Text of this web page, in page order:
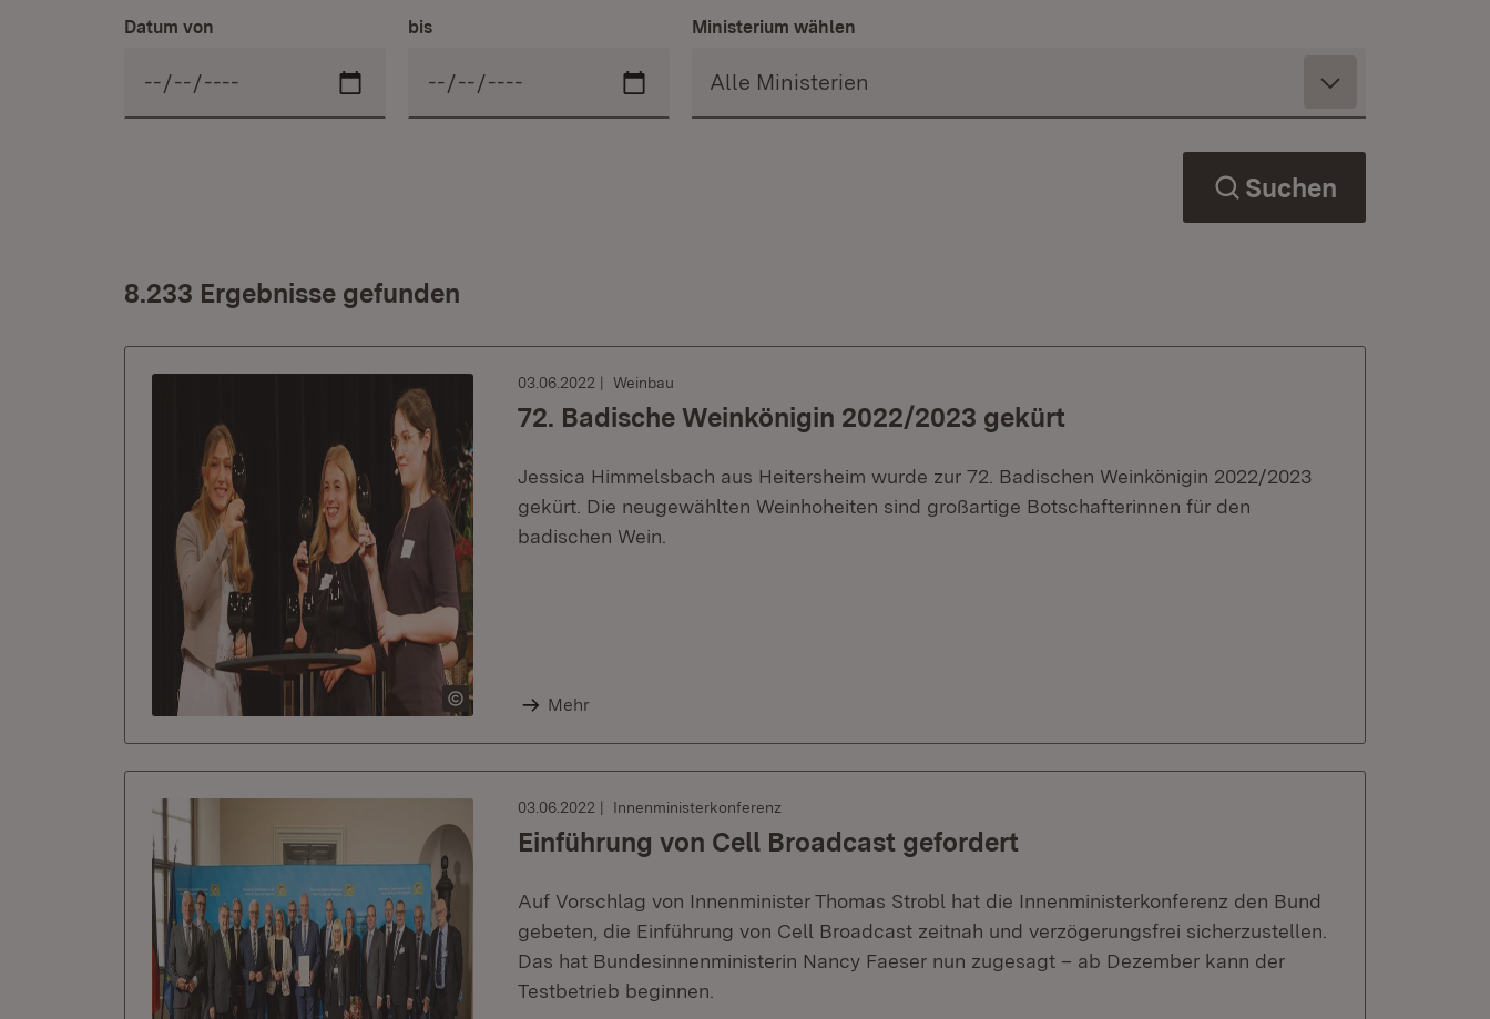
Datum von bis Ministerium wählen
Suchen
8.233 Ergebnisse gefunden
03.06.2022 Weinbau
72. Badische Weinkönigin 2022/2023 gekürt
Jessica Himmelsbach aus Heitersheim wurde zur 72. Badischen Weinkönigin 2022/2023
gekürt. Die neugewählten Weinhoheiten sind großartige Botschafterinnen für den
badischen Wein.
Mehr
03.06.2022 Innenministerkonferenz
Einführung von Cell Broadcast gefordert
Auf Vorschlag von Innenminister Thomas Strobl hat die Innenministerkonferenz den Bund
gebeten, die Einführung von Cell Broadcast zeitnah und verzögerungsfrei sicherzustellen.
Das hat Bundesinnenministerin Nancy Faeser nun zugesagt – ab Dezember kann der
Testbetrieb beginnen.